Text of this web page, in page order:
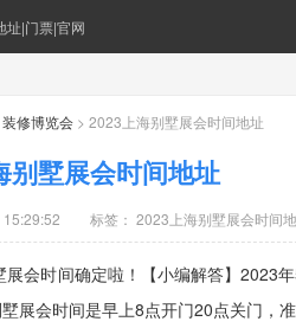
址|门票|官网
装修博览会 > 2023上海别墅展会时间地址
别墅展会时间地址
标签： 2023上海别墅展会时间
会时间确定啦！ 【小编解答】2023
展会时间是早上8点开门20点关门，